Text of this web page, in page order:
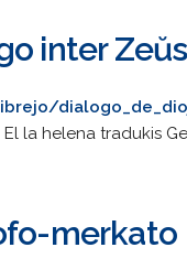
inter
la helena tradukis
merkato